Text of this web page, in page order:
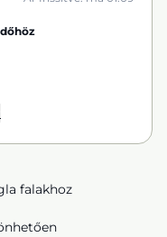
falakhoz